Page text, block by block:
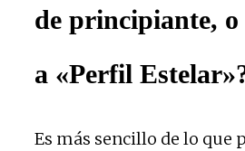
de principiante, o
a «Perfil
Es más sencillo de lo que